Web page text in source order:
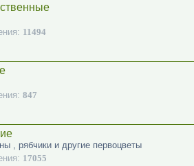
11494
847
, рябчики и другие первоцветы
17055